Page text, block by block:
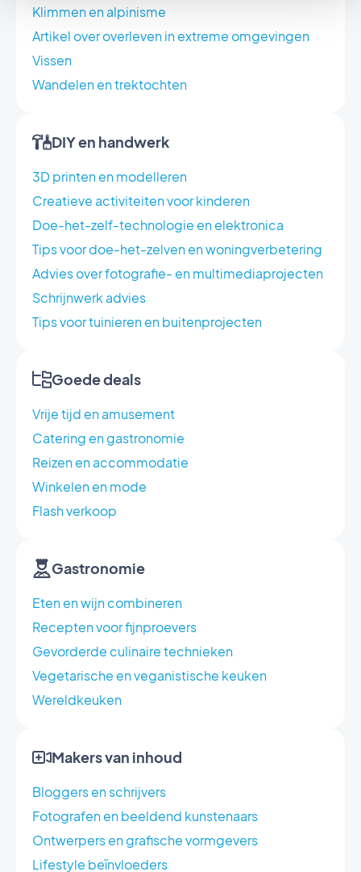
Klimmen en alpinisme
Artikel over overleven in extreme omgevingen
Vissen
Wandelen en trektochten
DIY en handwerk
3D printen en modelleren
Creatieve activiteiten voor kinderen
Doe-het-zelf-technologie en elektronica
Tips voor doe-het-zelven en woningverbetering
Advies over fotografie- en multimediaprojecten
Schrijnwerk advies
Tips voor tuinieren en buitenprojecten
Goede deals
Vrije tijd en amusement
Catering en gastronomie
Reizen en accommodatie
Winkelen en mode
Flash verkoop
Gastronomie
Eten en wijn combineren
Recepten voor fijnproevers
Gevorderde culinaire technieken
Vegetarische en veganistische keuken
Wereldkeuken
Makers van inhoud
Bloggers en schrijvers
Fotografen en beeldend kunstenaars
Ontwerpers en grafische vormgevers
Lifestyle beïnvloeders